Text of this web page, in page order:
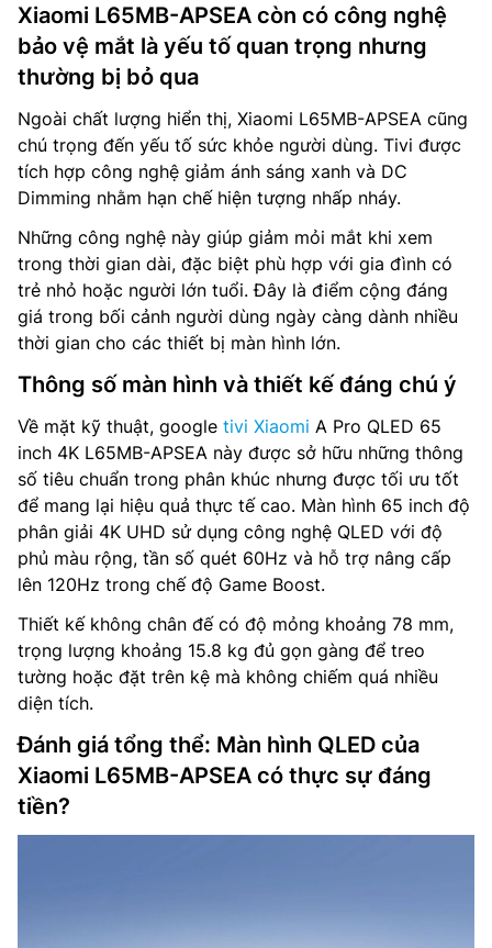
Xiaomi L65MB-APSEA còn có công nghệ
bảo vệ mắt là yếu tố quan trọng nhưng
thường bị bỏ qua
Ngoài chất lượng hiển thị, Xiaomi L65MB-APSEA cũng
chú trọng đến yếu tố sức khỏe người dùng. Tivi được
tích hợp công nghệ giảm ánh sáng xanh và DC
Dimming nhằm hạn chế hiện tượng nhấp nháy.
Những công nghệ này giúp giảm mỏi mắt khi xem
trong thời gian dài, đặc biệt phù hợp với gia đình có
trẻ nhỏ hoặc người lớn tuổi. Đây là điểm cộng đáng
giá trong bối cảnh người dùng ngày càng dành nhiều
thời gian cho các thiết bị màn hình lớn.
Thông số màn hình và thiết kế đáng chú ý
Về mặt kỹ thuật, google tivi Xiaomi A Pro QLED 65
inch 4K L65MB-APSEA này được sở hữu những thông
số tiêu chuẩn trong phân khúc nhưng được tối ưu tốt
để mang lại hiệu quả thực tế cao. Màn hình 65 inch độ
phân giải 4K UHD sử dụng công nghệ QLED với độ
phủ màu rộng, tần số quét 60Hz và hỗ trợ nâng cấp
lên 120Hz trong chế độ Game Boost.
Thiết kế không chân đế có độ mỏng khoảng 78 mm,
trọng lượng khoảng 15.8 kg đủ gọn gàng để treo
tường hoặc đặt trên kệ mà không chiếm quá nhiều
diện tích.
Đánh giá tổng thể: Màn hình QLED của
Xiaomi L65MB-APSEA có thực sự đáng
tiền?